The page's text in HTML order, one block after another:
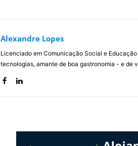
Alexandre Lopes
Licenciado em Comunicação Social e
tecnologias, amante de boa gastronomia - e de